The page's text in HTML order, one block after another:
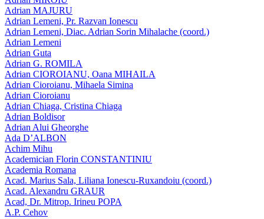
Adrian MAJURU
Adrian Lemeni, Pr. Razvan Ionescu
Adrian Lemeni, Diac. Adrian Sorin Mihalache (coord.)
Adrian Lemeni
Adrian Guta
Adrian G. ROMILA
Adrian CIOROIANU, Oana MIHAILA
Adrian Cioroianu, Mihaela Simina
Adrian Cioroianu
Adrian Chiaga, Cristina Chiaga
Adrian Boldisor
Adrian Alui Gheorghe
Ada D’ALBON
Achim Mihu
Academician Florin CONSTANTINIU
Academia Romana
Acad. Marius Sala, Liliana Ionescu-Ruxandoiu (coord.)
Acad. Alexandru GRAUR
Acad, Dr. Mitrop. Irineu POPA
A.P. Cehov